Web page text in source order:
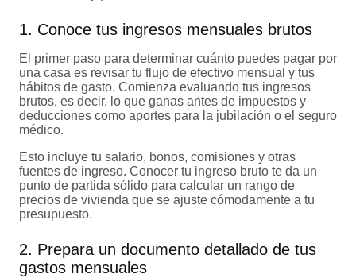
1. Conoce tus ingresos mensuales brutos
El primer paso para determinar cuánto puedes pagar por
una casa es revisar tu flujo de efectivo mensual y tus
hábitos de gasto. Comienza evaluando tus ingresos
brutos, es decir, lo que ganas antes de impuestos y
deducciones como aportes para la jubilación o el seguro
médico.
Esto incluye tu salario, bonos, comisiones y otras
fuentes de ingreso. Conocer tu ingreso bruto te da un
punto de partida sólido para calcular un rango de
precios de vivienda que se ajuste cómodamente a tu
presupuesto.
2. Prepara un documento detallado de tus
gastos mensuales